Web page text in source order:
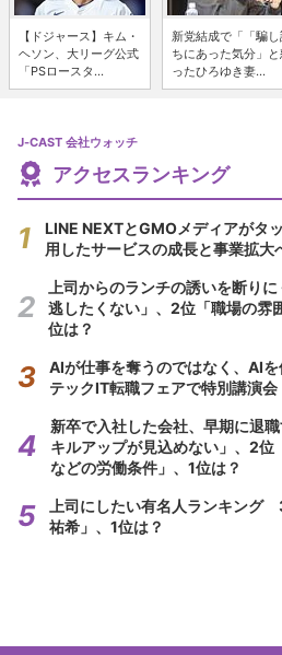
【ドジャース】キム・
ヘソン、大リーグ公式
「PSロースタ...
新党結成で「「騙
ちにあった気分」
ったひろゆき妻...
J-CAST 会社ウォッチ
アクセスランキング
LINE NEXTとGMOメディアがタ
用したサービスの成長と事業拡大
上司からのランチの誘いを断り
逃したくない」、2位「職場の雰
位は？
AIが仕事を奪うのではなく、AI
テックIT転職フェアで特別講演会
新卒で入社した会社、早期に退
キルアップが見込めない」、2位
などの労働条件」、1位は？
上司にしたい有名人ランキン
祐希」、1位は？